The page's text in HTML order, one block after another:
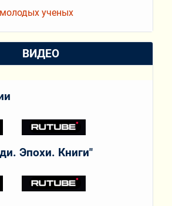
ученых
ВИДЕО
Эпохи. Книги"